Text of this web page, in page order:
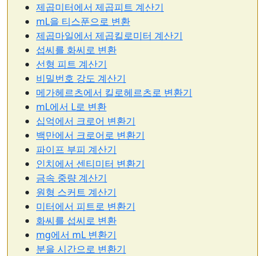
제곱미터에서 제곱피트 계산기
mL을 티스푼으로 변환
제곱마일에서 제곱킬로미터 계산기
섭씨를 화씨로 변환
선형 피트 계산기
비밀번호 강도 계산기
메가헤르츠에서 킬로헤르츠로 변환기
mL에서 L로 변환
십억에서 크로어 변환기
백만에서 크로어로 변환기
파이프 부피 계산기
인치에서 센티미터 변환기
금속 중량 계산기
원형 스커트 계산기
미터에서 피트로 변환기
화씨를 섭씨로 변환
mg에서 mL 변환기
분을 시간으로 변환기